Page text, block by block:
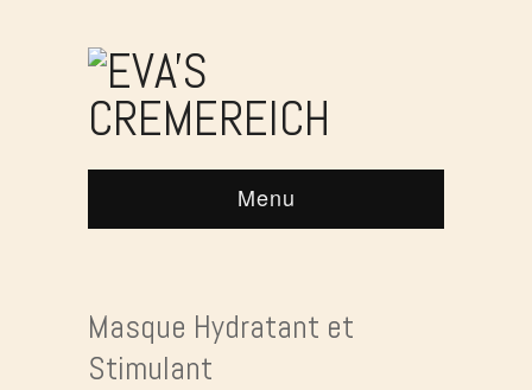
Menu
Masque Hydratant et
Stimulant